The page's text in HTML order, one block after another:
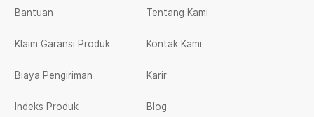
Bantuan
Klaim Garansi Produk
Biaya Pengiriman
Indeks Produk
Tentang Kami
Kontak Kami
Karir
Blog